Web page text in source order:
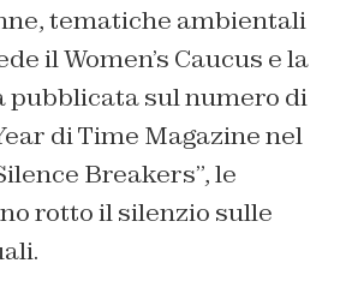
tematiche ambientali
il Women’s Caucus e la
pubblicata sul numero di
di Time Magazine nel
Breakers”, le
rotto il silenzio sulle